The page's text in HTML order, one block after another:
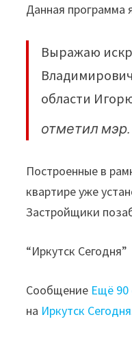
жилья"
Данная программа
Выражаю
области
отметил мэр.
Построенные в
квартире уже
Застройщики
“Иркутск Сегодня”
Сообщение Ещё 90
на Иркутск Сегодня